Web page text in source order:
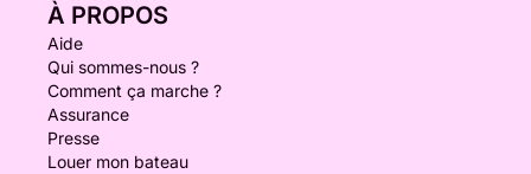
À PROPOS
Aide
Qui sommes-nous ?
Comment ça marche ?
Assurance
Presse
Louer mon bateau